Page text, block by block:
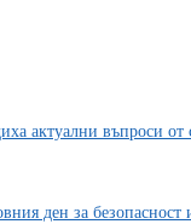
актуални въпроси от
ден за безопасност